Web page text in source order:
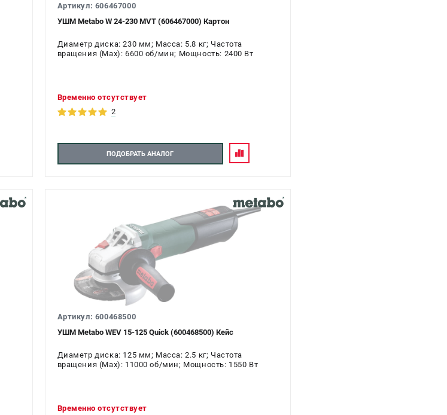
Артикул: 606467000
УШМ Metabo W 24-230 MVT (606467000) Картон
Диаметр диска: 230 мм; Масса: 5.8 кг; Частота
вращения (Max): 6600 об/мин; Мощность: 2400 Вт
Временно отсутствует
2
ПОДОБРАТЬ АНАЛОГ
Артикул: 600468500
УШМ Metabo WEV 15-125 Quick (600468500) Кейс
Диаметр диска: 125 мм; Масса: 2.5 кг; Частота
вращения (Max): 11000 об/мин; Мощность: 1550 Вт
Временно отсутствует